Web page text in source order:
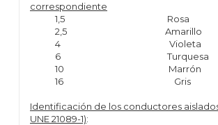
correspondiente
1,5 Rosa
2,5 Amarillo
4 Violeta
6 Turquesa
10 Marrón
16 Gris
Identificación de los conductores
UNE 21089-1):